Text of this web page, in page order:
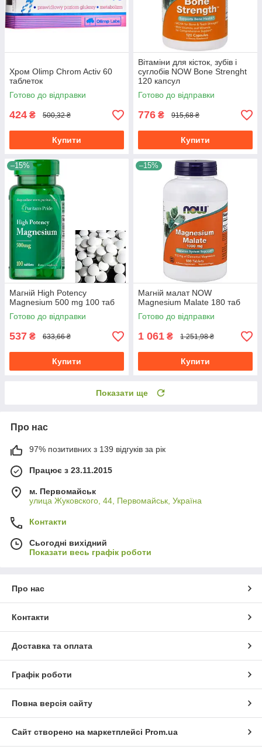
Хром Olimp Chrom Activ 60
таблеток
Готово до відправки
424 ₴ 500,32 ₴
Купити
Вітаміни для кісток, зубів і
суглобів NOW Bone Strenght
120 капсул
Готово до відправки
776 ₴ 915,68 ₴
Купити
–15%
Магній High Potency
Magnesium 500 mg 100 таб
Готово до відправки
537 ₴ 633,66 ₴
Купити
–15%
Магній малат NOW
Magnesium Malate 180 таб
Готово до відправки
1 061 ₴ 1 251,98 ₴
Купити
Показати ще
Про нас
97% позитивних з 139 відгуків за рік
Працює з 23.11.2015
м. Первомайськ
улица Жуковского, 44, Первомайськ, Україна
Контакти
Сьогодні вихідний
Показати весь графік роботи
Про нас
Контакти
Доставка та оплата
Графік роботи
Повна версія сайту
Сайт створено на маркетплейсі Prom.ua